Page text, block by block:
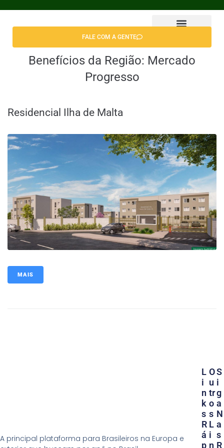
FALE COM A GENTE
Benefícios da Região: Mercado
Progresso
Residencial Ilha de Malta
MAIS
A principal plataforma para Brasileiros na Europa e
O
U
Tr
O
S
L
I
N
L
I
N
K
S
R
Á
P
S
I
G
A
N
A
S
R